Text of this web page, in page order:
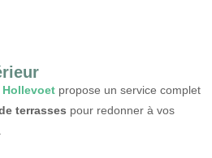
Hollevoet propose un service complet
terrasses pour redonner à vos